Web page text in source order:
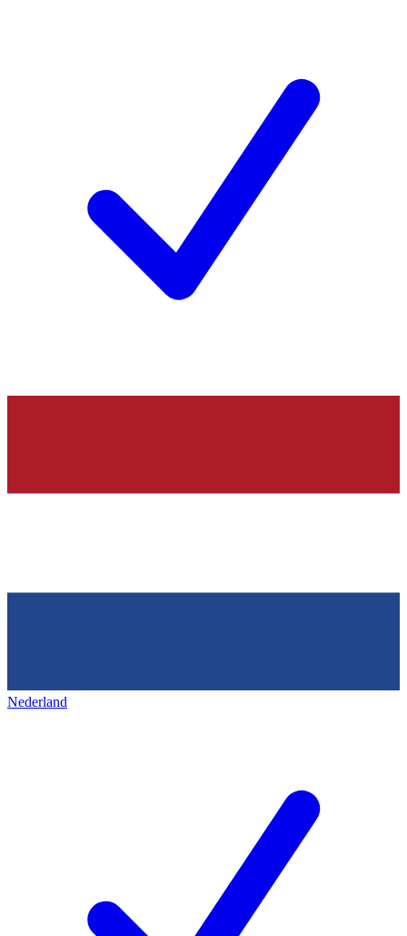
Nederland